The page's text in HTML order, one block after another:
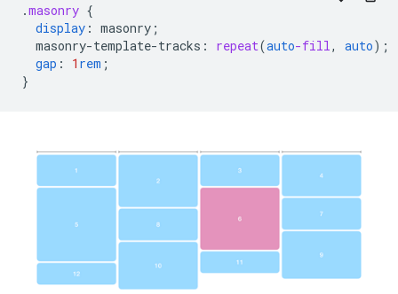
.masonry {
display : masonry ;
masonry-template-tracks : repeat(auto-fill, auto);
gap : 1 rem ;
}